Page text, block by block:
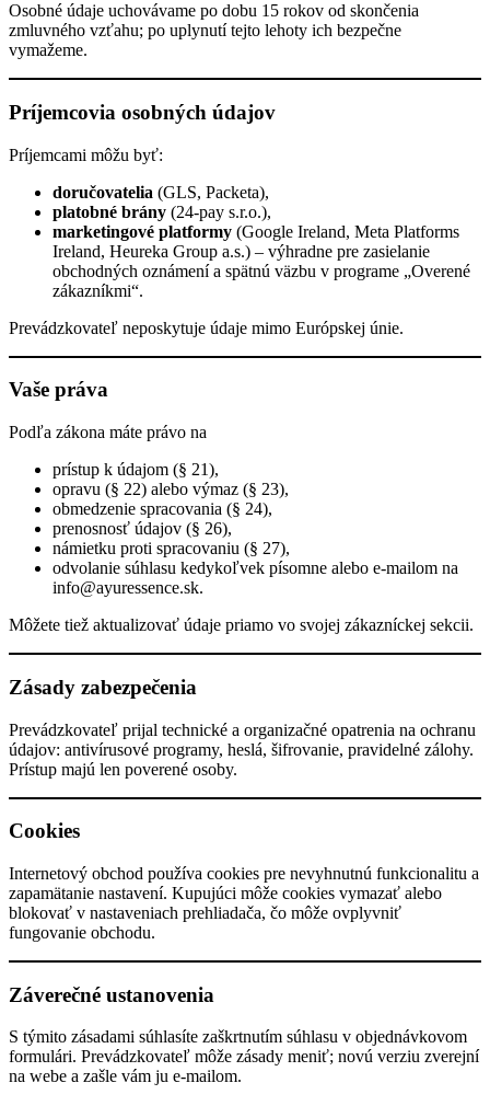
Osobné údaje uchovávame po dobu 15 rokov od skončenia
zmluvného vzťahu; po uplynutí tejto lehoty ich bezpečne
vymažeme.
Príjemcovia osobných údajov
Príjemcami môžu byť:
doručovatelia (GLS, Packeta),
platobné brány (24-pay s.r.o.),
marketingové platformy (Google Ireland, Meta Platforms
Ireland, Heureka Group a.s.) – výhradne pre zasielanie
obchodných oznámení a spätnú väzbu v programe „Overené
zákazníkmi“.
Prevádzkovateľ neposkytuje údaje mimo Európskej únie.
Vaše práva
Podľa zákona máte právo na
prístup k údajom (§ 21),
opravu (§ 22) alebo výmaz (§ 23),
obmedzenie spracovania (§ 24),
prenosnosť údajov (§ 26),
námietku proti spracovaniu (§ 27),
odvolanie súhlasu kedykoľvek písomne alebo e-mailom na
info@ayuressence.sk.
Môžete tiež aktualizovať údaje priamo vo svojej zákazníckej sekcii.
Zásady zabezpečenia
Prevádzkovateľ prijal technické a organizačné opatrenia na ochranu
údajov: antivírusové programy, heslá, šifrovanie, pravidelné zálohy.
Prístup majú len poverené osoby.
Cookies
Internetový obchod používa cookies pre nevyhnutnú funkcionalitu a
zapamätanie nastavení. Kupujúci môže cookies vymazať alebo
blokovať v nastaveniach prehliadača, čo môže ovplyvniť
fungovanie obchodu.
Záverečné ustanovenia
S týmito zásadami súhlasíte zaškrtnutím súhlasu v objednávkovom
formulári. Prevádzkovateľ môže zásady meniť; novú verziu zverejní
na webe a zašle vám ju e-mailom.